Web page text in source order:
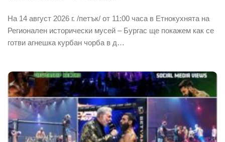
На 14 август 2026 г. /петък/ от 11:00 часа в Етнокухнята на
Регионален исторически мусей – Бургас ще покажем как се
готви агнешка курбан чорба в д…